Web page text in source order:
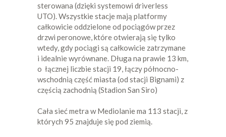
sterowana (dzięki systemowi driverless
UTO). Wszystkie stacje mają platformy
całkowicie oddzielone od pociągów przez
drzwi peronowe, które otwierają się tylko
wtedy, gdy pociągi są całkowicie zatrzymane
i idealnie wyrównane. Długa na prawie 13 km,
o łącznej liczbie stacji 19, łączy północno-
wschodnią część miasta (od stacji Bignami) z
częścią zachodnią (Stadion San Siro)
Cała sieć metra w Mediolanie ma 113 stacji, z
których 95 znajduje się pod ziemią.